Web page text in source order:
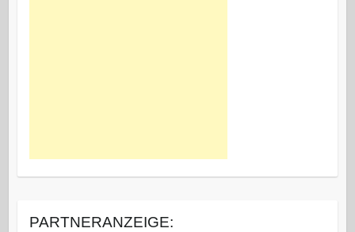
PARTNERANZEIGE: